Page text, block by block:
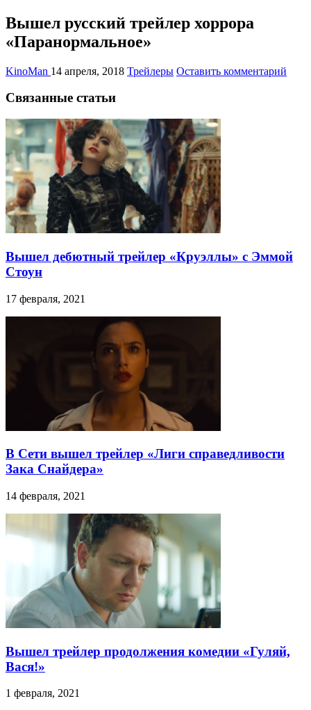
Вышел русский трейлер хоррора
«Паранормальное»
KinoMan 14 апреля, 2018 Трейлеры Оставить комментарий
Связанные статьи
Вышел дебютный трейлер «Круэллы» с Эммой
Стоун
17 февраля, 2021
В Сети вышел трейлер «Лиги справедливости
Зака Снайдера»
14 февраля, 2021
Вышел трейлер продолжения комедии «Гуляй,
Вася!»
1 февраля, 2021